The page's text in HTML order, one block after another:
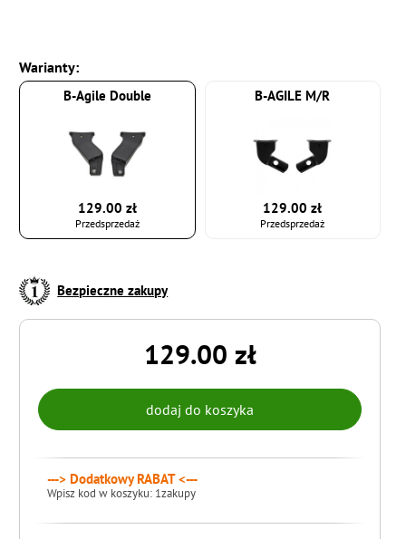
Warianty:
B-Agile Double
129.00 zł
Przedsprzedaż
B-AGILE M/R
129.00 zł
Przedsprzedaż
Bezpieczne zakupy
129.00 zł
---> Dodatkowy RABAT <---
Wpisz kod w koszyku: 1zakupy